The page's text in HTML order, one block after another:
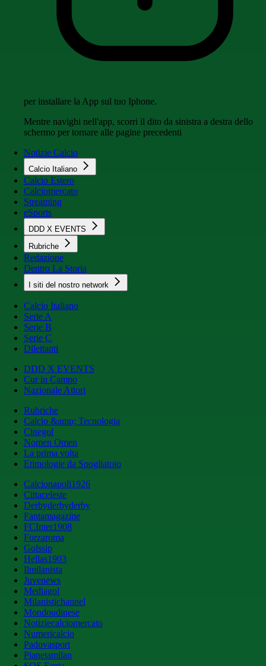
per installare la App sul tuo Iphone.
Mentre navighi nell'app, scorri il dito da sinistra a destra dello
schermo per tornare alle pagine precedenti
Notizie Calcio
Calcio Italiano
Calcio Estero
Calciomercato
Streaming
eSports
DDD X EVENTS
Rubriche
Redazione
Dentro La Storia
I siti del nostro network
Calcio Italiano
Serie A
Serie B
Serie C
Dilettanti
DDD X EVENTS
Cur in Campo
Nazionale Attori
Rubriche
Calcio &amp; Tecnologia
Cinegol
Nomen Omen
La prima volta
Etimologie da Spogliatoio
Calcionapoli1926
Cittaceleste
Derbyderbyderby
Fantamagazine
FCInter1908
Forzaroma
Golssip
Hellas1903
Ilmilanista
Juvenews
Mediagol
Milanistichannel
Mondoudinese
Notiziecalciomercato
Numericalcio
Padovasport
Pianetamilan